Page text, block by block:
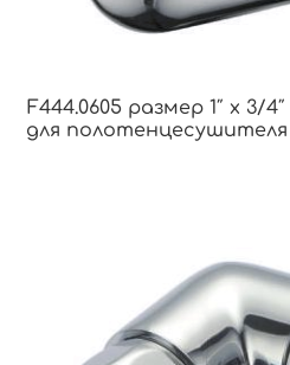
F444.0605 размер 1″ x 3/
для полотенцесушителя